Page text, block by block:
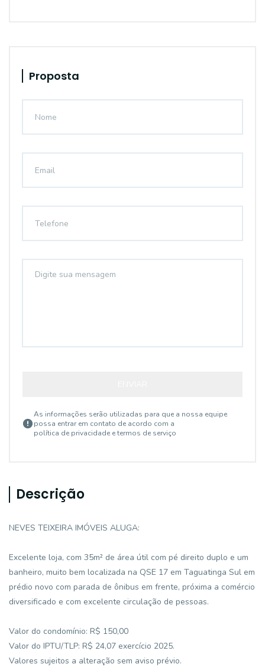
Proposta
As informações serão utilizadas para que a nossa equipe
possa entrar em contato de acordo com a
política de privacidade e termos de serviço
Descrição
NEVES TEIXEIRA IMÓVEIS ALUGA:
Excelente loja, com 35m² de área útil com pé direito duplo e um
banheiro, muito bem localizada na QSE 17 em Taguatinga Sul em
prédio novo com parada de ônibus em frente, próxima a comércio
diversificado e com excelente circulação de pessoas.
Valor do condomínio: R$ 150,00
Valor do IPTU/TLP: R$ 24,07 exercício 2025.
Valores sujeitos a alteração sem aviso prévio.